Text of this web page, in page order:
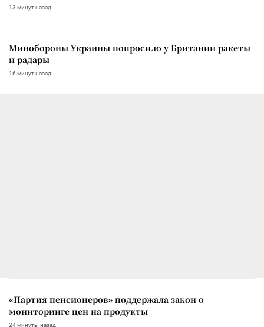
13 минут назад
Минобороны Украины попросило у Британии ракеты
и радары
16 минут назад
«Партия пенсионеров» поддержала закон о
мониторинге цен на продукты
24 минуты назад